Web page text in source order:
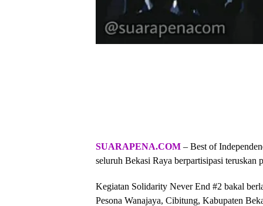
SUARAPENA.COM – Best of
seluruh Bekasi Raya berpartisipasi teruskan
Kegiatan Solidarity Never End #2 bakal
Pesona Wanajaya, Cibitung, Kabupaten